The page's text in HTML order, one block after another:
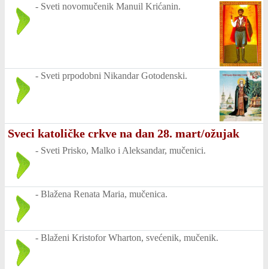
- Sveti novomučenik Manuil Krićanin.
- Sveti prpodobni Nikandar Gotodenski.
Sveci katoličke crkve na dan 28. mart/ožujak
- Sveti Prisko, Malko i Aleksandar, mučenici.
- Blažena Renata Maria, mučenica.
- Blaženi Kristofor Wharton, svećenik, mučenik.